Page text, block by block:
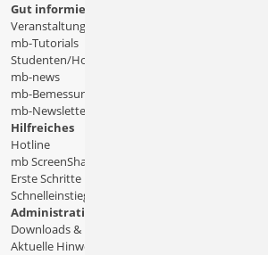
Gut informiert
Veranstaltungen
mb-Tutorials
Studenten/Hochschule
mb-news
mb-Bemessungstafeln
mb-Newsletter
Hilfreiches
Hotline
mb ScreenShare
Erste Schritte
Schnelleinstiege & Doku
Administratives
Downloads & Patches
Aktuelle Hinweise